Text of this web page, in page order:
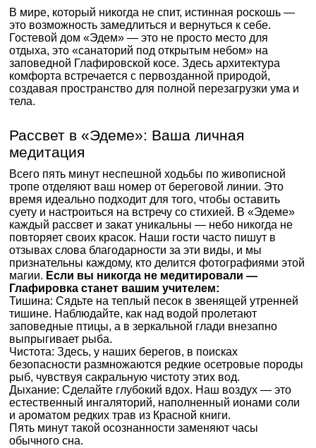
В мире, который никогда не спит, истинная роскошь —
это возможность замедлиться и вернуться к себе.
Гостевой дом «Эдем» — это не просто место для
отдыха, это «санаторий под открытым небом» на
заповедной Глафировской косе. Здесь архитектура
комфорта встречается с первозданной природой,
создавая пространство для полной перезагрузки ума и
тела.
Рассвет в «Эдеме»: Ваша личная
медитация
Всего пять минут неспешной ходьбы по живописной
тропе отделяют ваш номер от береговой линии. Это
время идеально подходит для того, чтобы оставить
суету и настроиться на встречу со стихией. В «Эдеме»
каждый рассвет и закат уникальны — небо никогда не
повторяет своих красок. Наши гости часто пишут в
отзывах слова благодарности за эти виды, и мы
признательны каждому, кто делится фотографиями этой
магии. Если вы никогда не медитировали —
Глафировка станет вашим учителем:
Тишина: Сядьте на теплый песок в звенящей утренней
тишине. Наблюдайте, как над водой пролетают
заповедные птицы, а в зеркальной глади внезапно
выпрыгивает рыба.
Чистота: Здесь, у наших берегов, в поисках
безопасности размножаются редкие осетровые породы
рыб, чувствуя сакральную чистоту этих вод.
Дыхание: Сделайте глубокий вдох. Наш воздух — это
естественный ингаляторий, наполненный ионами соли
и ароматом редких трав из Красной книги.
Пять минут такой осознанности заменяют часы
обычного сна.